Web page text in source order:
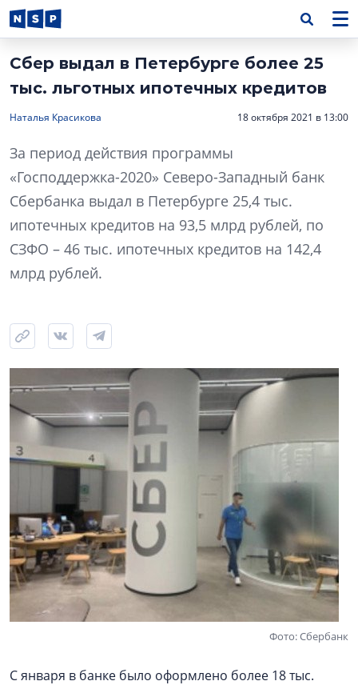
Сбер выдал в Петербурге более 25
тыс. льготных ипотечных кредитов
Наталья Красикова 18 октября 2021 в 13:00
За период действия программы
«Господдержка-2020» Северо-Западный банк
Сбербанка выдал в Петербурге 25,4 тыс.
ипотечных кредитов на 93,5 млрд рублей, по
СЗФО – 46 тыс. ипотечных кредитов на 142,4
млрд рублей.
Фото: Сбербанк
С января в банке было оформлено более 18 тыс.